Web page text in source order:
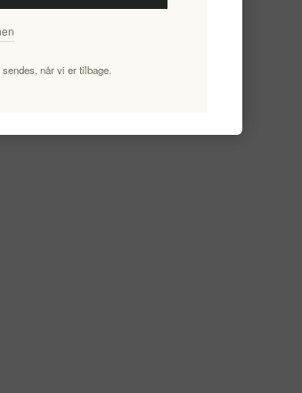
når vi er tilbage.